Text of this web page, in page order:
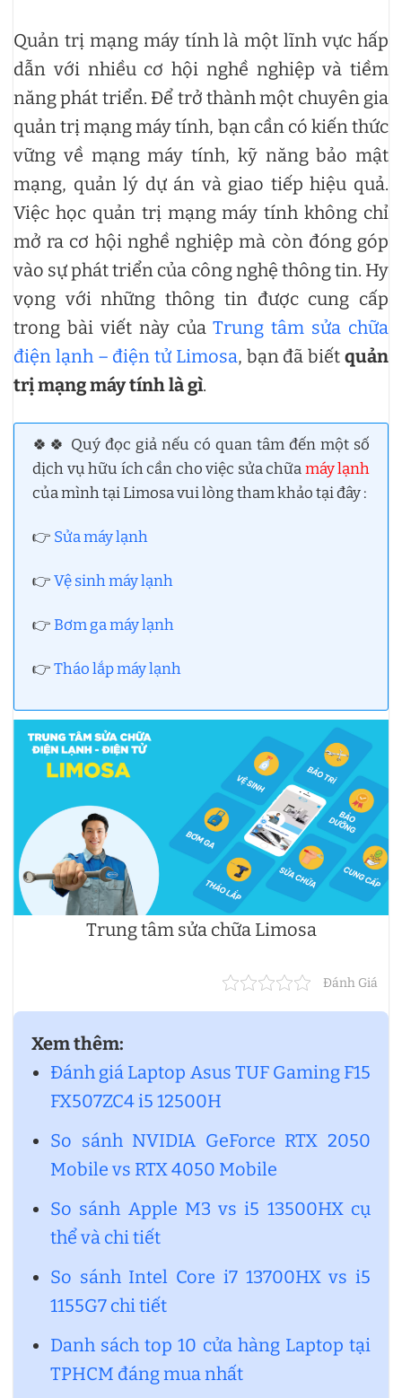
Quản trị mạng máy tính là một lĩnh vực hấp
dẫn với nhiều cơ hội nghề nghiệp và tiềm
năng phát triển. Để trở thành một chuyên gia
quản trị mạng máy tính, bạn cần có kiến thức
vững về mạng máy tính, kỹ năng bảo mật
mạng, quản lý dự án và giao tiếp hiệu quả.
Việc học quản trị mạng máy tính không chỉ
mở ra cơ hội nghề nghiệp mà còn đóng góp
vào sự phát triển của công nghệ thông tin. Hy
vọng với những thông tin được cung cấp
trong bài viết này củaTrung tâm sửa chữa
điện lạnh – điện tử Limosa, bạn đã biếtquản
trị mạng máy tính là gì.
🍀🍀 Quý đọc giả nếu có quan tâm đến một số
dịch vụ hữu ích cần cho việc sửa chữamáy lạnh
của mình tại Limosa vui lòng tham khảo tại đây :
👉 Sửa máy lạnh
👉Vệ sinh máy lạnh
👉Bơm ga máy lạnh
👉Tháo lắp máy lạnh
Trung tâm sửa chữa Limosa
Đánh Giá
Xem thêm:
Đánh giá Laptop Asus TUF Gaming F15
FX507ZC4 i5 12500H
So sánh NVIDIA GeForce RTX 2050
Mobile vs RTX 4050 Mobile
So sánh Apple M3 vs i5 13500HX cụ
thể và chi tiết
So sánh Intel Core i7 13700HX vs i5
1155G7 chi tiết
Danh sách top 10 cửa hàng Laptop tại
TPHCM đáng mua nhất